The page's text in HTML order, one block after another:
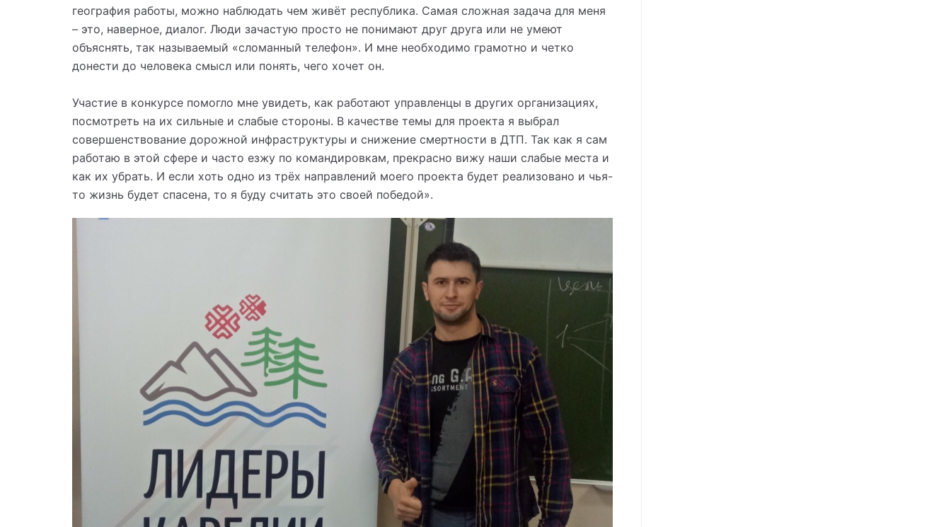
география работы, можно наблюдать чем живёт республика. Самая сложная задача для меня
– это, наверное, диалог. Люди зачастую просто не понимают друг друга или не умеют
объяснять, так называемый «сломанный телефон». И мне необходимо грамотно и четко
донести до человека смысл или понять, чего хочет он.
Участие в конкурсе помогло мне увидеть, как работают управленцы в других организациях,
посмотреть на их сильные и слабые стороны. В качестве темы для проекта я выбрал
совершенствование дорожной инфраструктуры и снижение смертности в ДТП. Так как я сам
работаю в этой сфере и часто езжу по командировкам, прекрасно вижу наши слабые места и
как их убрать. И если хоть одно из трёх направлений моего проекта будет реализовано и чья-
то жизнь будет спасена, то я буду считать это своей победой».